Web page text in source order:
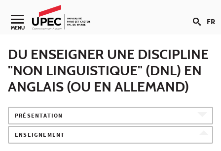
Aller au contenu
Navigation secondaire
MENU FR
DU ENSEIGNER UNE DISCIPLINE
"NON LINGUISTIQUE" (DNL) EN
ANGLAIS (OU EN ALLEMAND)
PRÉSENTATION
ENSEIGNEMENT